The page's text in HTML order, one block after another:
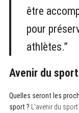
être
pour
athlètes.”
Avenir du
Quelles seront les
sport ? L’avenir du